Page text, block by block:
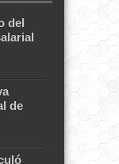
del
de